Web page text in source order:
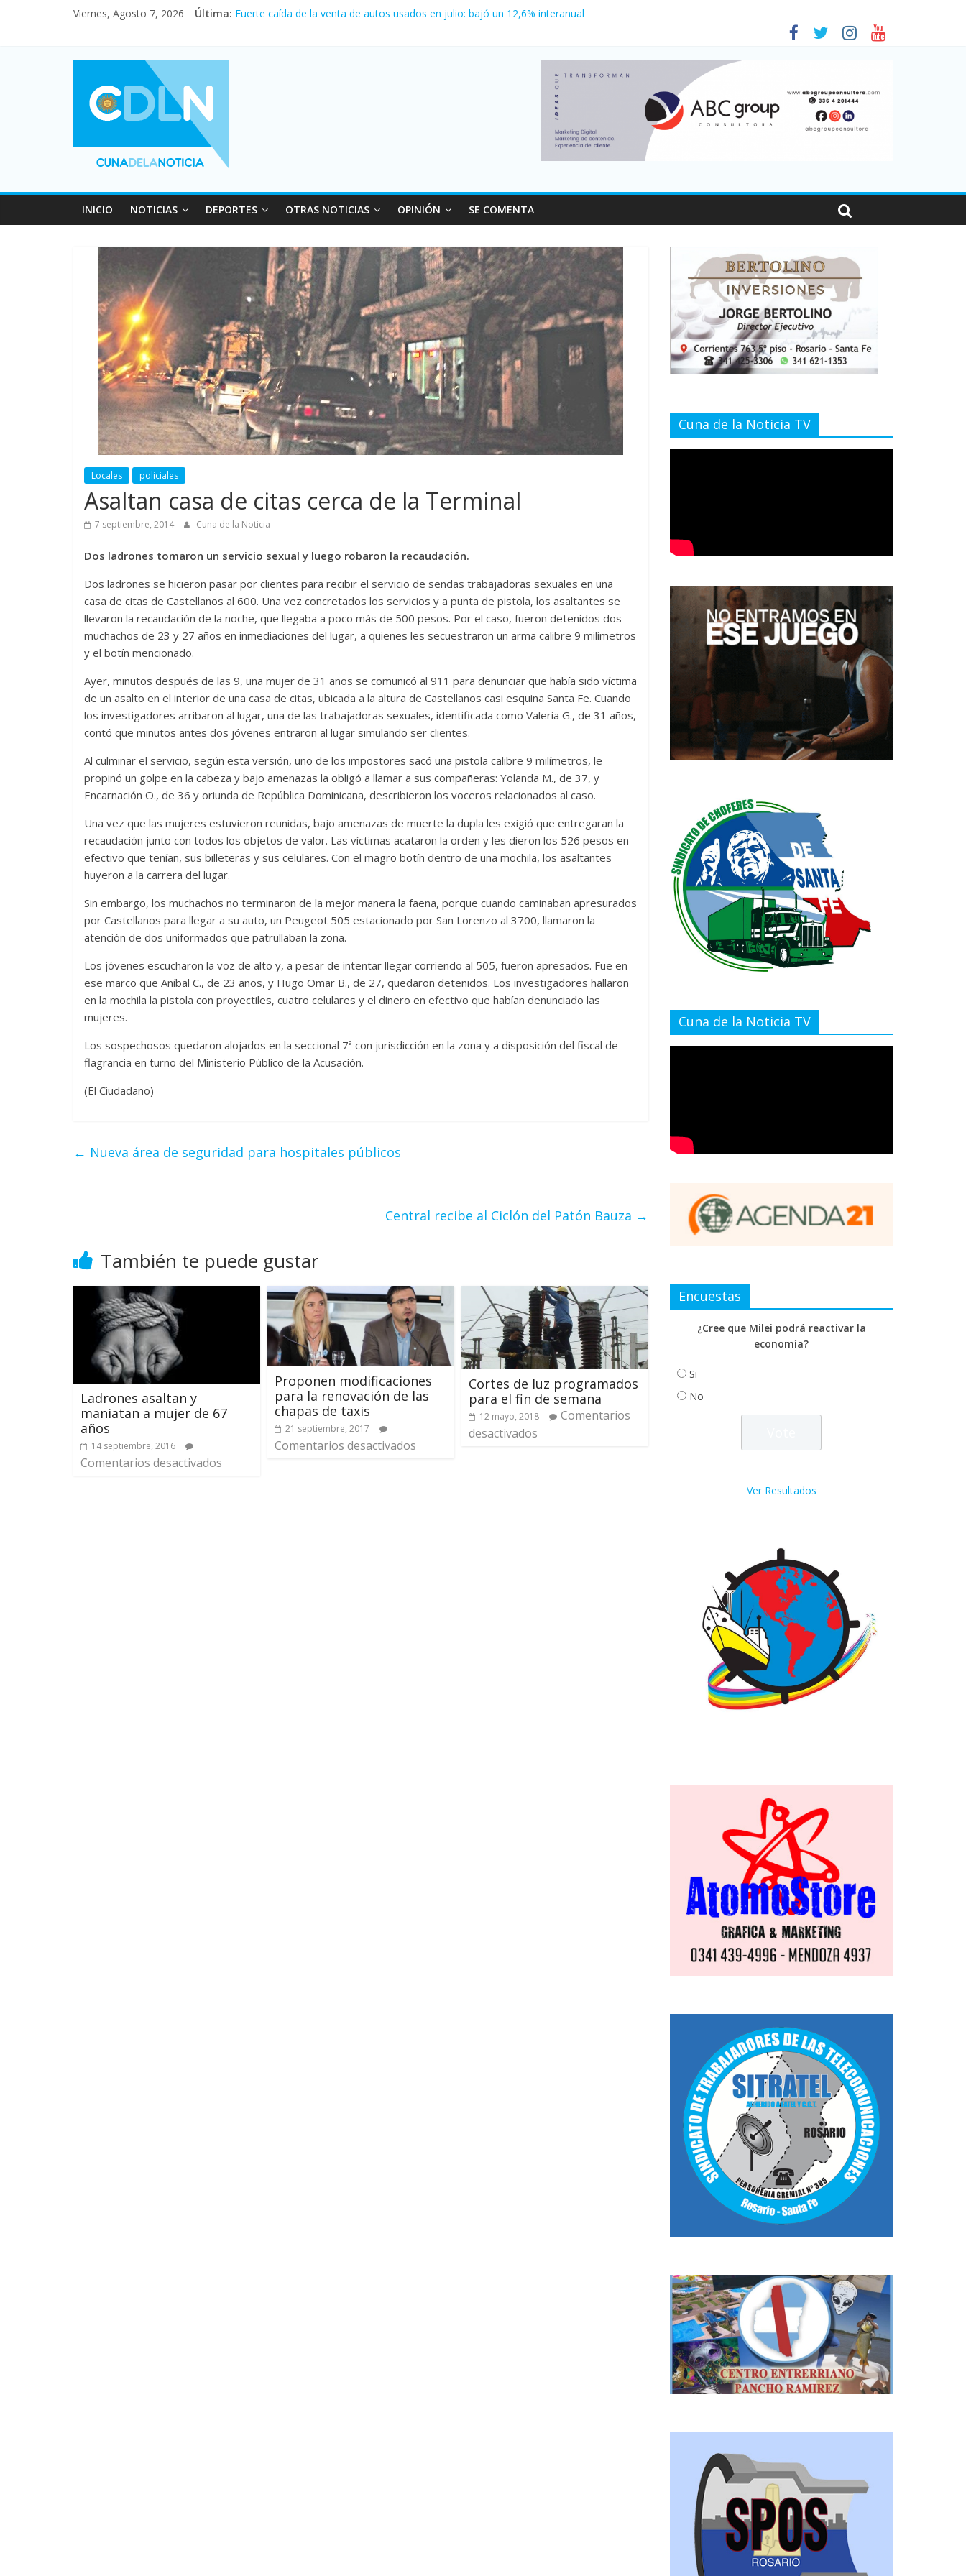
Viernes, Agosto 7, 2026 Última: Fuerte caída de la venta de autos usados en julio: bajó un 12,6% interanual
Desde que asumió Milei cerraron 41.000 kioscos: el sector denuncia crisis como en 2001
Vacaciones de invierno con más movimiento y consumo turístico: 4,6 millones de personas viajaron por el país, un 5,9% más que en 2025
INICIO NOTICIAS DEPORTES OTRAS NOTICIAS OPINIÓN SE COMENTA
Locales policiales
Asaltan casa de citas cerca de la Terminal
7 septiembre, 2014 Cuna de la Noticia
Dos ladrones tomaron un servicio sexual y luego robaron la recaudación.
Dos ladrones se hicieron pasar por clientes para recibir el servicio de sendas trabajadoras sexuales en una
casa de citas de Castellanos al 600. Una vez concretados los servicios y a punta de pistola, los asaltantes se
llevaron la recaudación de la noche, que llegaba a poco más de 500 pesos. Por el caso, fueron detenidos dos
muchachos de 23 y 27 años en inmediaciones del lugar, a quienes les secuestraron un arma calibre 9 milímetros
y el botín mencionado.
Ayer, minutos después de las 9, una mujer de 31 años se comunicó al 911 para denunciar que había sido víctima
de un asalto en el interior de una casa de citas, ubicada a la altura de Castellanos casi esquina Santa Fe. Cuando
los investigadores arribaron al lugar, una de las trabajadoras sexuales, identificada como Valeria G., de 31 años,
contó que minutos antes dos jóvenes entraron al lugar simulando ser clientes.
Al culminar el servicio, según esta versión, uno de los impostores sacó una pistola calibre 9 milímetros, le
propinó un golpe en la cabeza y bajo amenazas la obligó a llamar a sus compañeras: Yolanda M., de 37, y
Encarnación O., de 36 y oriunda de República Dominicana, describieron los voceros relacionados al caso.
Una vez que las mujeres estuvieron reunidas, bajo amenazas de muerte la dupla les exigió que entregaran la
recaudación junto con todos los objetos de valor. Las víctimas acataron la orden y les dieron los 526 pesos en
efectivo que tenían, sus billeteras y sus celulares. Con el magro botín dentro de una mochila, los asaltantes
huyeron a la carrera del lugar.
Sin embargo, los muchachos no terminaron de la mejor manera la faena, porque cuando caminaban apresurados
por Castellanos para llegar a su auto, un Peugeot 505 estacionado por San Lorenzo al 3700, llamaron la
atención de dos uniformados que patrullaban la zona.
Los jóvenes escucharon la voz de alto y, a pesar de intentar llegar corriendo al 505, fueron apresados. Fue en
ese marco que Aníbal C., de 23 años, y Hugo Omar B., de 27, quedaron detenidos. Los investigadores hallaron
en la mochila la pistola con proyectiles, cuatro celulares y el dinero en efectivo que habían denunciado las
mujeres.
Los sospechosos quedaron alojados en la seccional 7ª con jurisdicción en la zona y a disposición del fiscal de
flagrancia en turno del Ministerio Público de la Acusación.
(El Ciudadano)
← Nueva área de seguridad para hospitales públicos
Central recibe al Ciclón del Patón Bauza →
También te puede gustar
Ladrones asaltan y
maniatan a mujer de 67
años
14 septiembre, 2016
Comentarios desactivados
Proponen modificaciones
para la renovación de las
chapas de taxis
21 septiembre, 2017
Comentarios desactivados
Cortes de luz programados
para el fin de semana
12 mayo, 2018
Comentarios
desactivados
Cuna de la Noticia TV
Cuna de la Noticia TV
Encuestas
¿Cree que Milei podrá reactivar la
economía?
Si
No
Ver Resultados